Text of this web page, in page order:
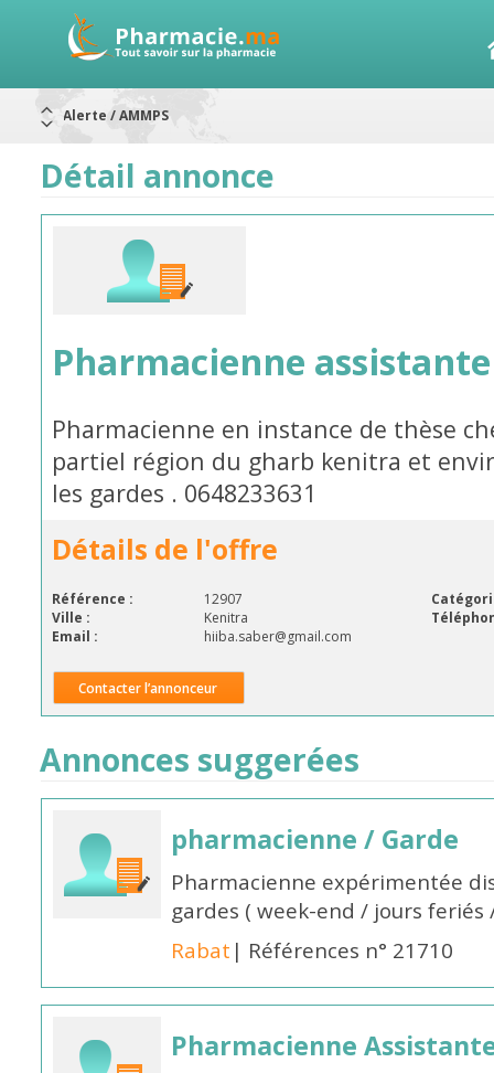
Aureomycine ophtalmique : Rappel de lots
RAPPELS DE LOTS
Rappel de lots : ANTITOXINE TÉTANIQUE 1500.
Détail annonce
Pharmacienne assistante
Pharmacienne en instance de thèse
partiel région du gharb kenitra et
les gardes . 0648233631
Détails de l'offre
Référence : 12907
Ville :
Kenitra
Email :
hiiba.saber@gmail.com
Contacter l’annonceur
Annonces suggerées
pharmacienne / Garde
Pharmacienne expérimentée
gardes ( week-end / jours
Rabat | Références n° 21710
Pharmacienne